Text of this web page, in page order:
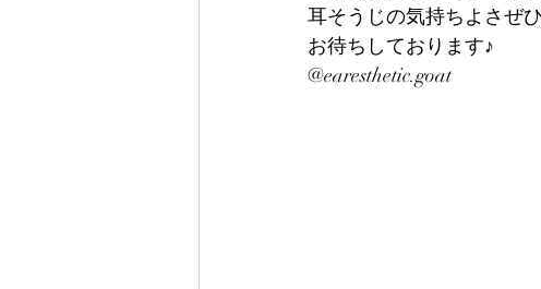
耳そうじの気持ちよさぜ
お待ちしております♪
@earesthetic.goat